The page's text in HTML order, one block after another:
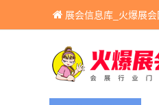
展会信息库_火爆展